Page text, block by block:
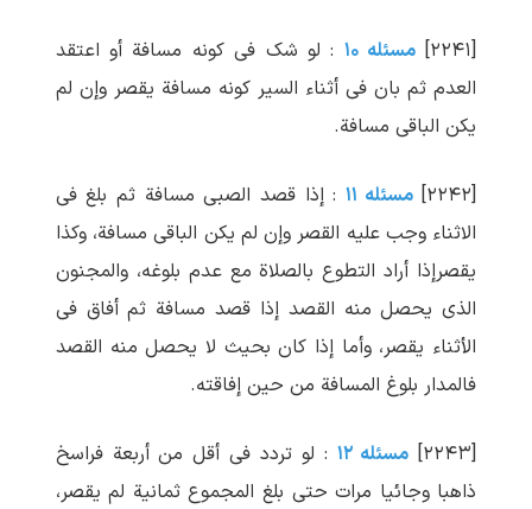
[۲۲۴۱] مسئله ۱۰
: لو شک فی کونه مسافة أو اعتقد
العدم ثم بان فی أثناء السیر کونه مسافة یقصر وإن لم
یکن الباقی مسافة.
[۲۲۴۲] مسئله ۱۱
: إذا قصد الصبی مسافة ثم بلغ فی
الاثناء وجب علیه القصر وإن لم یکن الباقی مسافة، وکذا
یقصرإذا أراد التطوع بالصلاة مع عدم بلوغه، والمجنون
الذی یحصل منه القصد إذا قصد مسافة ثم أفاق فی
الأثناء یقصر، وأما إذا کان بحیث لا یحصل منه القصد
فالمدار بلوغ المسافة من حین إفاقته.
[۲۲۴۳] مسئله ۱۲
: لو تردد فی أقل من أربعة فراسخ
ذاهبا وجائیا مرات حتی بلغ المجموع ثمانیة لم یقصر،